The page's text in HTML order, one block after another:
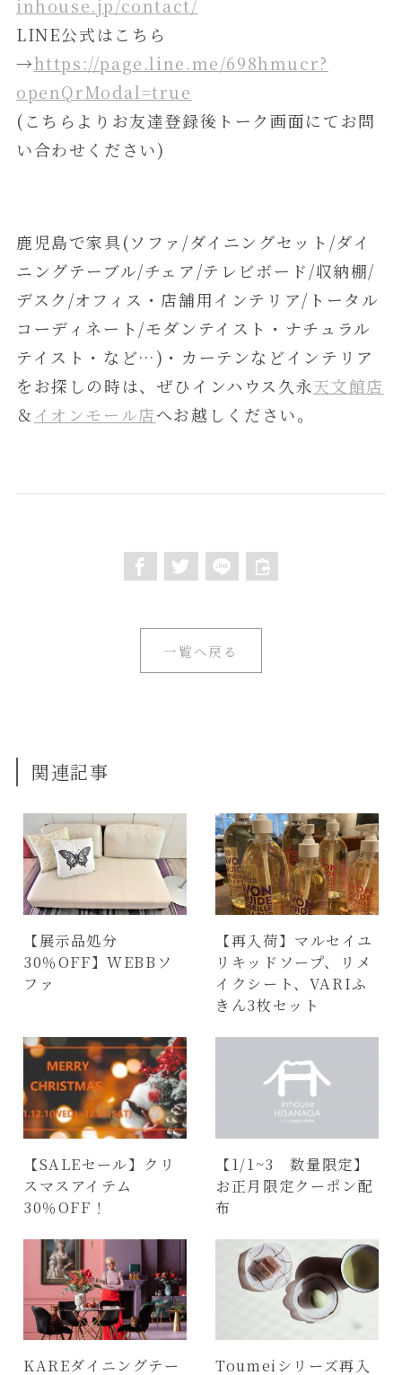
inhouse.jp/contact/
LINE公式はこちら
→https://page.line.me/698hmucr?
openQrModal=true
(こちらよりお友達登録後トーク画面にてお問
い合わせください)
鹿児島で家具(ソファ/ダイニングセット/ダイ
ニングテーブル/チェア/テレビボード/収納棚/
デスク/オフィス・店舗用インテリア/トータル
コーディネート/モダンテイスト・ナチュラル
テイスト・など…)・カーテンなどインテリア
をお探しの時は、ぜひインハウス久永天文館店
＆ イオンモール店へお越しください。
一覧へ戻る
関連記事
【展示品処分
30％OFF】WEBBソ
ファ
【再入荷】マルセイユ
リキッドソープ、リメ
イクシート、VARIふ
きん3枚セット
【SALEセール】クリ
スマスアイテム
30％OFF！
【1/1~3 数量限定】
お正月限定クーポン配
布
KAREダイニングテー
Toumeiシリーズ再入